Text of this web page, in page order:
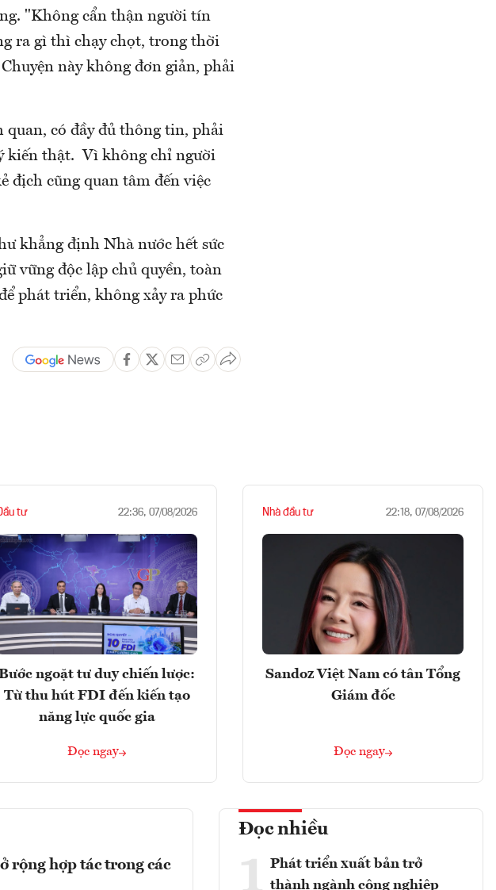
"Không cẩn thận người tín
ra gì thì chạy chọt, trong thời
này không đơn giản, phải
quan, có đầy đủ thông tin, phải
kiến thật. Vì không chỉ người
địch cũng quan tâm đến việc
khẳng định Nhà nước hết sức
vững độc lập chủ quyền, toàn
phát triển, không xảy ra phức
tư 22:36, 07/08/2026
ngoặt tư duy chiến lược:
Từ thu hút FDI đến kiến tạo
năng lực quốc gia
Đọc ngay
Nhà đầu tư 22:18, 07/08/2026
Sandoz Việt Nam có tân Tổng
Giám đốc
Đọc ngay
rộng hợp tác trong các
Đọc nhiều
1 Phát triển xuất bản trở
thành ngành công nghiệp